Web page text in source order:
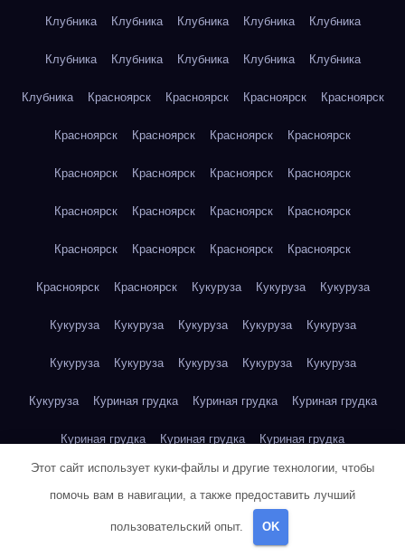
Клубника Клубника Клубника Клубника Клубника
Клубника Клубника Клубника Клубника Клубника
Клубника Красноярск Красноярск Красноярск Красноярск
Красноярск Красноярск Красноярск Красноярск
Красноярск Красноярск Красноярск Красноярск
Красноярск Красноярск Красноярск Красноярск
Красноярск Красноярск Красноярск Красноярск
Красноярск Красноярск Кукуруза Кукуруза Кукуруза
Кукуруза Кукуруза Кукуруза Кукуруза Кукуруза
Кукуруза Кукуруза Кукуруза Кукуруза Кукуруза
Кукуруза Куриная грудка Куриная грудка Куриная грудка
Куриная грудка Куриная грудка Куриная грудка
Куриная грудка Куриная грудка Куриная грудка
Куриная грудка
Этот сайт использует куки-файлы и другие технологии, чтобы
помочь вам в навигации, а также предоставить лучший
пользовательский опыт. OK